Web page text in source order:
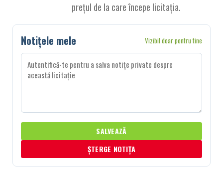
prețul de la care începe licitația.
Notițele mele Vizibil doar pentru tine
SALVEAZĂ
ȘTERGE NOTIȚA